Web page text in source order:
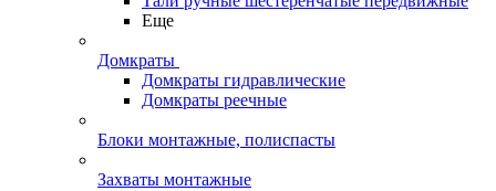
Еще
Домкраты
Домкраты гидравлические
Домкраты реечные
Блоки монтажные, полиспасты
Захваты монтажные